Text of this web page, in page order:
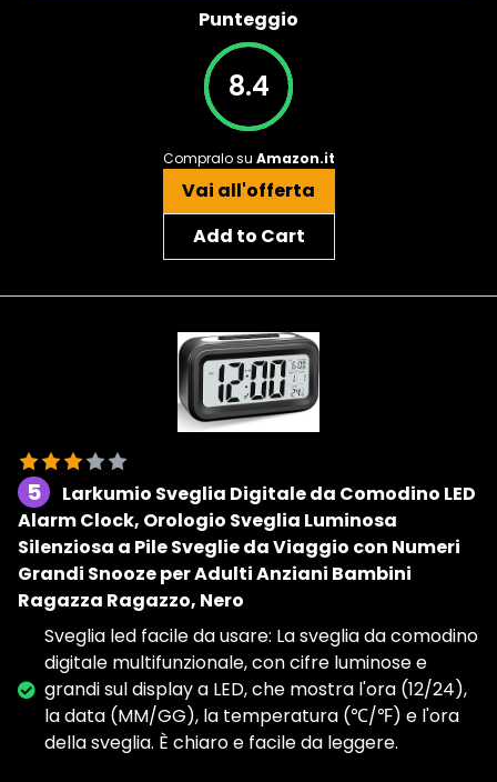
Punteggio
8.4
Compralo su Amazon.it
Vai all'offerta
Add to Cart
5
Larkumio Sveglia Digitale da Comodino LED
Alarm Clock, Orologio Sveglia Luminosa
Silenziosa a Pile Sveglie da Viaggio con Numeri
Grandi Snooze per Adulti Anziani Bambini
Ragazza Ragazzo, Nero
Sveglia led facile da usare: La sveglia da comodino
digitale multifunzionale, con cifre luminose e
grandi sul display a LED, che mostra l'ora (12/24),
la data (MM/GG), la temperatura (℃/℉) e l'ora
della sveglia. È chiaro e facile da leggere.